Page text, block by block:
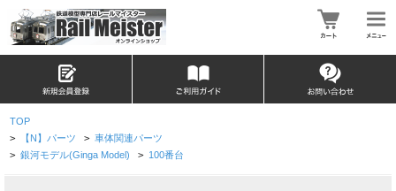
TOP
> 【N】パーツ > 車体関連パーツ
> 銀河モデル(Ginga Model) > 100番台